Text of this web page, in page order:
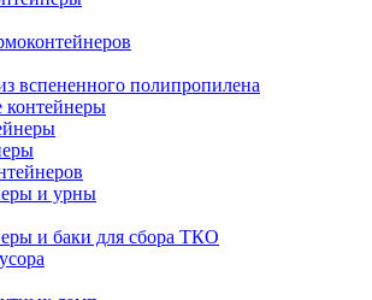
вспененного полипропилена
контейнеры
и урны
и баки для сбора ТКО